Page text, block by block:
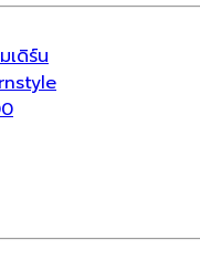
เดิร์น